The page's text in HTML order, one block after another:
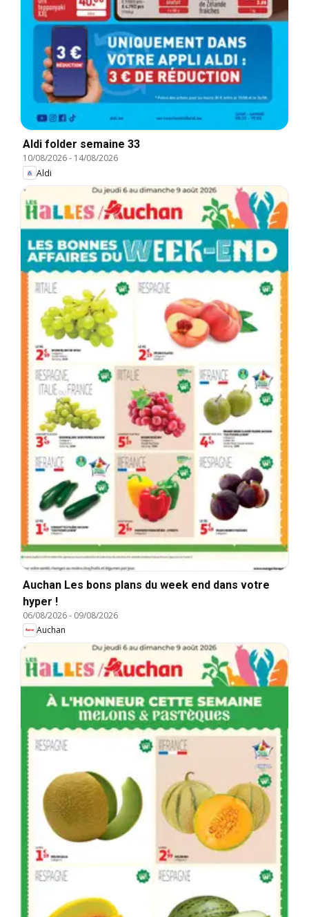
Aldi folder semaine 33
10/08/2026- 14/08/2026
Aldi
Auchan Les bons plans du week end dans votre
hyper !
06/08/2026- 09/08/2026
Auchan